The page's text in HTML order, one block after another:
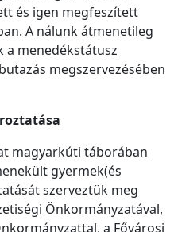
és igen megfeszített
A nálunk átmenetileg
menedékstátusz
megszervezésében
magyarkúti táborában
gyermek(és
szerveztük meg
Önkormányzatával,
a Fővárosi